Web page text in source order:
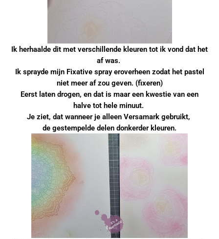
Ik herhaalde dit met verschillende kleuren tot ik vond dat het
af was.
Ik sprayde mijn Fixative spray eroverheen zodat het pastel
niet meer af zou geven. (fixeren)
Eerst laten drogen, en dat is maar een kwestie van een
halve tot hele minuut.
Je ziet, dat wanneer je alleen Versamark gebruikt,
de gestempelde delen donkerder kleuren.